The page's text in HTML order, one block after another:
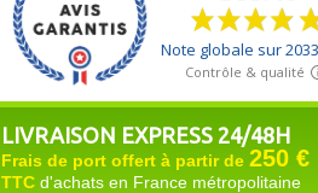
LIVRAISON EXPRESS 24/48H
Frais de port offert à partir de 250 €
TTC d'achats en France métropolitaine